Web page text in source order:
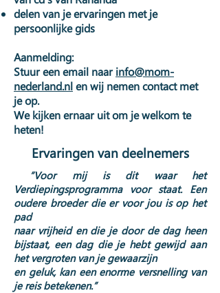
delen van je ervaringen met je
persoonlijke gids
Aanmelding:
Stuur een email naarinfo@mom-
nederland.nlen wij nemen contact met
je op.
We kijken ernaar uit om je welkom te
heten!
Ervaringen van deelnemers
“Voor mij is dit waar het
Verdiepingsprogramma voor staat. Een
oudere broeder die er voor jou is op het
pad
naar vrijheid en die je door de dag heen
bijstaat, een dag die je hebt gewijd aan
het vergroten van je gewaarzijn
en geluk, kan een enorme versnelling van
je reis betekenen.”